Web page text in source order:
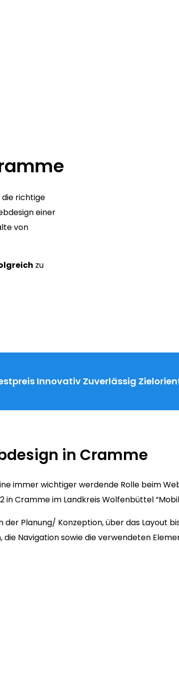
die richtige
einer
von
zu
Innovativ Zuverlässig
in Cramme
immer wichtiger werdende Rolle beim
in Cramme im Landkreis Wolfenbüttel
Planung/ Konzeption, über das Layout
Navigation sowie die verwendeten